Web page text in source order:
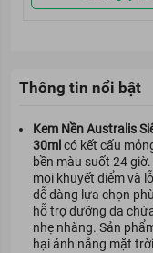
Thông tin nổi bật
Kem Nền Australis
30ml có kết cấu
bền màu suốt 24
mọi khuyết điểm và
dễ dàng lựa chọn
hỗ trợ dưỡng da
nhẹ nhàng. Sản
hại ánh nắng mặt